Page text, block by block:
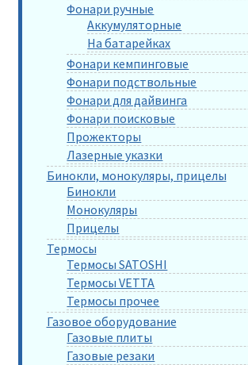
Фонари ручные
Аккумуляторные
На батарейках
Фонари кемпинговые
Фонари подствольные
Фонари для дайвинга
Фонари поисковые
Прожекторы
Лазерные указки
Бинокли, монокуляры, прицелы
Бинокли
Монокуляры
Прицелы
Термосы
Термосы SATOSHI
Термосы VETTA
Термосы прочее
Газовое оборудование
Газовые плиты
Газовые резаки